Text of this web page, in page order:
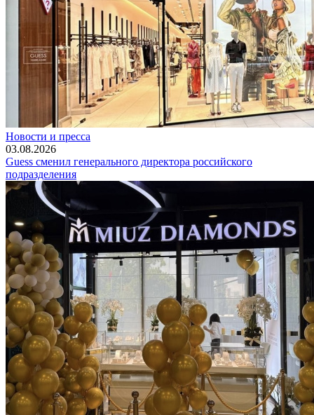
Новости и пресса
03.08.2026
Guess сменил генерального директора российского
подразделения